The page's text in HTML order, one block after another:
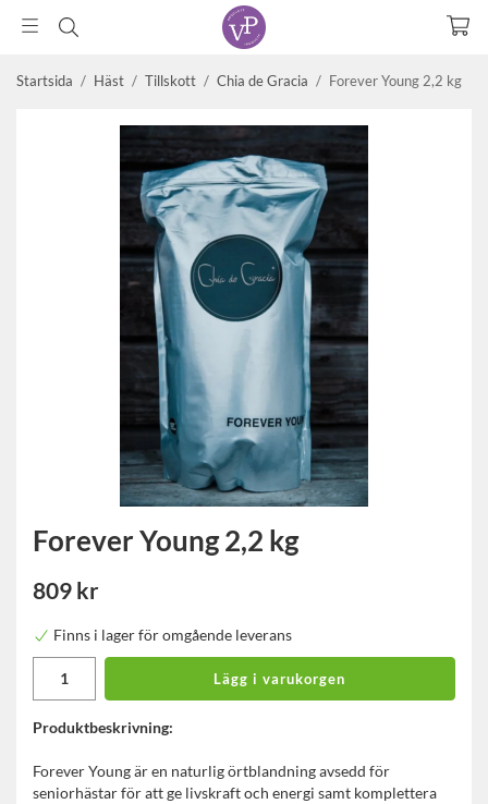
Startsida / Häst / Tillskott / Chia de Gracia / Forever Young 2,2 kg
Forever Young 2,2 kg
809 kr
Finns i lager för omgående leverans
Lägg i varukorgen
Produktbeskrivning:
Forever Young är en naturlig örtblandning avsedd för
seniorhästar för att ge livskraft och energi samt komplettera